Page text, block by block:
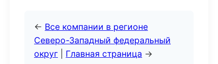
← Все компании в регионе
Северо-Западный федеральный
округ
Главная страница →